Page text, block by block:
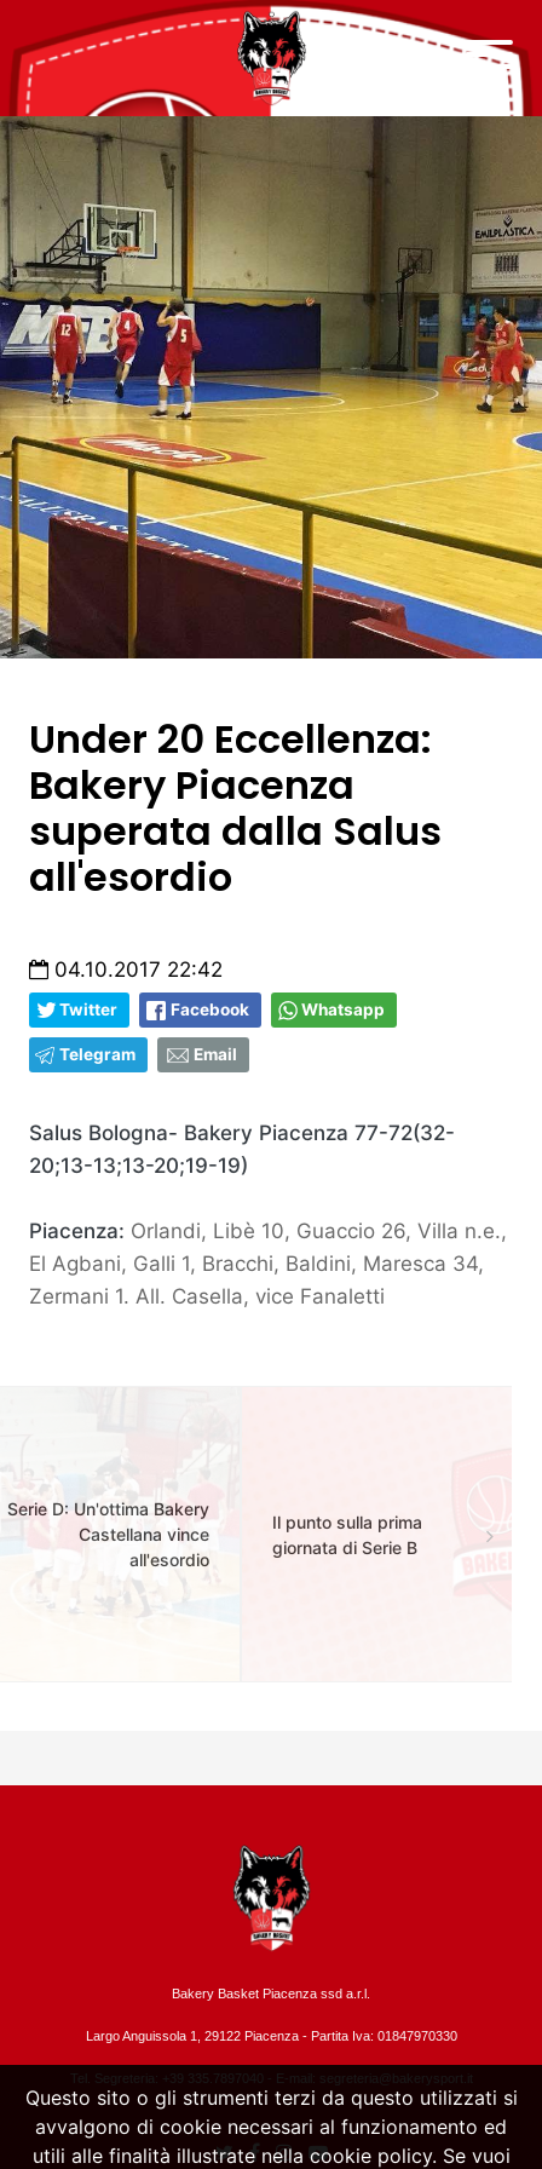
Under 20 Eccellenza:
Bakery Piacenza
superata dalla Salus
all'esordio
04.10.2017 22:42
Twitter Facebook Whatsapp
Telegram Email
Salus Bologna- Bakery Piacenza 77-72(32-
20;13-13;13-20;19-19)
Piacenza: Orlandi, Libè 10, Guaccio 26, Villa n.e.,
El Agbani, Galli 1, Bracchi, Baldini, Maresca 34,
Zermani 1. All. Casella, vice Fanaletti
Serie D: Un'ottima Bakery
Castellana vince
all'esordio
Il punto sulla prima
giornata di Serie B
Bakery Basket Piacenza ssd a.r.l.
Largo Anguissola 1, 29122 Piacenza - Partita Iva: 01847970330
Tel. Segreteria: +39 335.7897040 - E-mail: segreteria@bakerysport.it
Questo sito o gli strumenti terzi da questo utilizzati si
avvalgono di cookie necessari al funzionamento ed
utili alle finalità illustrate nella cookie policy. Se vuoi